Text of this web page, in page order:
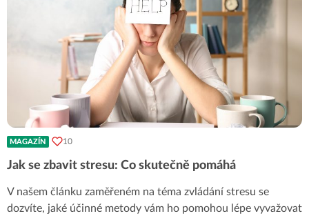
MAGAZÍN 10
Jak se zbavit stresu: Co skutečně pomáhá
V našem článku zaměřeném na téma zvládání stresu se
dozvíte, jaké účinné metody vám ho pomohou lépe vyvažovat